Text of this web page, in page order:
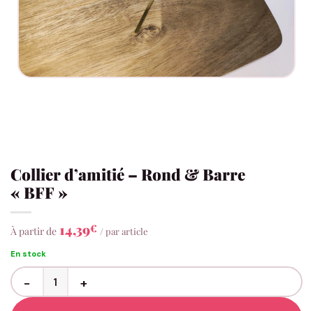
Collier d’amitié – Rond & Barre
« BFF »
À partir de 14,39€ / par article
En stock
quantité de Collier d'amitié - Rond & Barre "BFF"